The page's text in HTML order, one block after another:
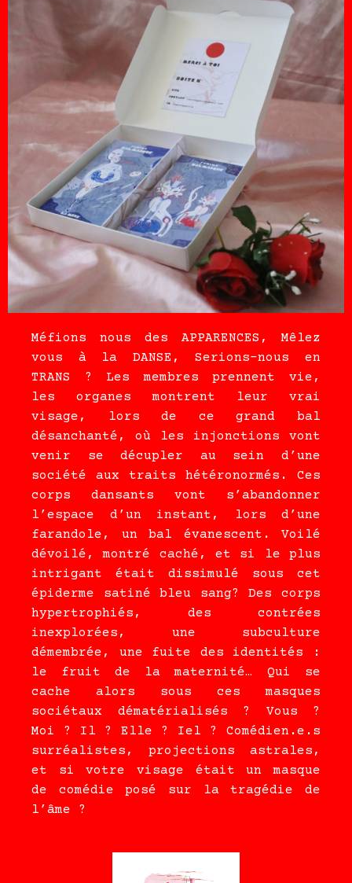
Méfions nous des APPARENCES, Mêlez
vous à la DANSE, Serions-nous en
TRANS ? Les membres prennent vie,
les organes montrent leur vrai
visage, lors de ce grand bal
désanchanté, où les injonctions vont
venir se décupler au sein d’une
société aux traits hétéronormés. Ces
corps dansants vont s’abandonner
l’espace d’un instant, lors d’une
farandole, un bal évanescent. Voilé
dévoilé, montré caché, et si le plus
intrigant était dissimulé sous cet
épiderme satiné bleu sang? Des corps
hypertrophiés, des contrées
inexplorées, une subculture
démembrée, une fuite des identités :
le fruit de la maternité… Qui se
cache alors sous ces masques
sociétaux dématérialisés ? Vous ?
Moi ? Il ? Elle ? Iel ? Comédien.e.s
surréalistes, projections astrales,
et si votre visage était un masque
de comédie posé sur la tragédie de
l’âme ?